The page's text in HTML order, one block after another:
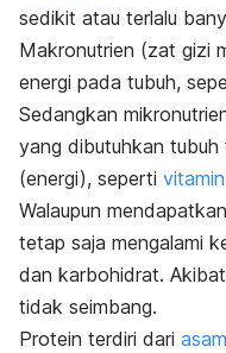
sedikit atau terlalu
Makronutrien (zat gizi
energi pada tubuh,
Sedangkan
yang dibutuhkan
(energi), seperti vitamin
Walaupun
tetap saja mengalami
dan karbohidrat.
tidak seimbang.
Protein terdiri dari